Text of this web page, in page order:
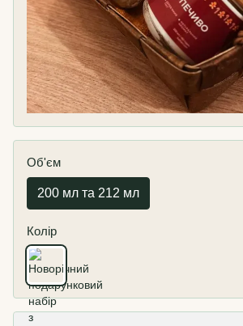
Об'єм
200 мл та 212 мл
Колір